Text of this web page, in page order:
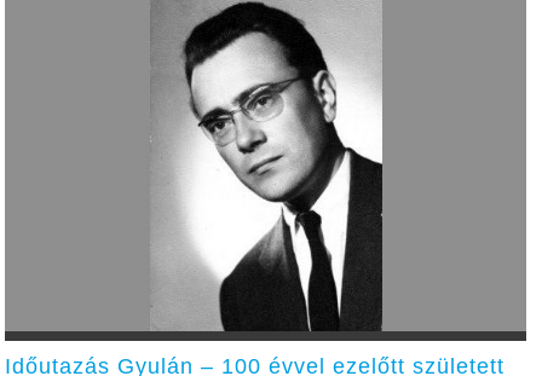
Időutazás Gyulán – 100 évvel ezelőtt született